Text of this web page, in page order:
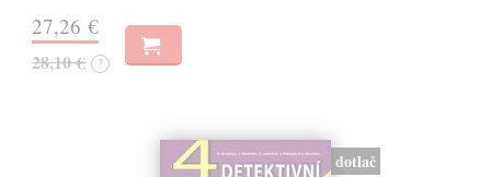
27,26 €
28,10 € ?
dotlač